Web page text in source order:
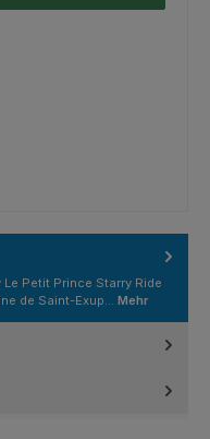
Petit Prince Starry Ride
de Saint-Exup… Mehr